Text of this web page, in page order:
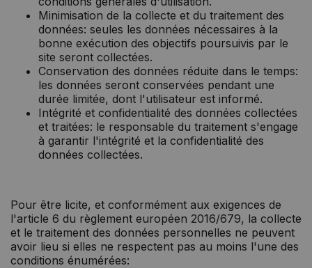
Minimisation de la collecte et du traitement des
données: seules les données nécessaires à la
bonne exécution des objectifs poursuivis par le
site seront collectées.
Conservation des données réduite dans le temps:
les données seront conservées pendant une
durée limitée, dont l'utilisateur est informé.
Intégrité et confidentialité des données collectées
et traitées: le responsable du traitement s'engage
à garantir l'intégrité et la confidentialité des
données collectées.
Pour être licite, et conformément aux exigences de
l'article 6 du règlement européen 2016/679, la collecte
et le traitement des données personnelles ne peuvent
avoir lieu si elles ne respectent pas au moins l'une des
conditions énumérées: